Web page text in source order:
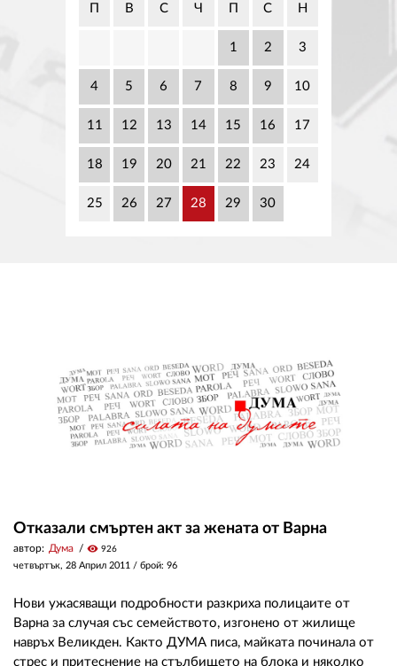
П В С Ч П С Н
1 2 3
4 5 6 7 8 9 10
11 12 13 14 15 16 17
18 19 20 21 22 23 24
25 26 27 28 29 30
Отказали смъртен акт за жената от Варна
автор: Дума visibility 926
четвъртък, 28 Април 2011 / брой: 96
Нови ужасяващи подробности разкриха полицаите от
Варна за случая със семейството, изгонено от жилище
навръх Великден. Както ДУМА писа, майката починала от
стрес и притеснение на стълбището на блока и няколко